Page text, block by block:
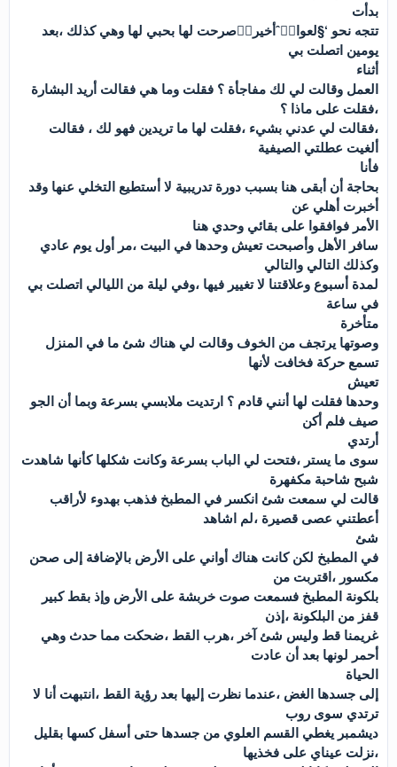
بدأت
تتجه نحو ‘§لعواطٙˆأخيرا٘صرحت لها بحبي لها وهي كذلك ،بعد
يومين اتصلت بي
أثناء
العمل وقالت لي لك مفاجأة ؟ فقلت وما هي فقالت أريد البشارة
،فقلت على ماذا ؟
،فقالت لي عدني بشيء ،فقلت لها ما تريدين فهو لك ، فقالت
ألغيت عطلتي الصيفية
فأنا
بحاجة أن أبقى هنا بسبب دورة تدريبية لا أستطيع التخلي عنها وقد
أخبرت أهلي عن
الأمر فوافقوا على بقائي وحدي هنا
سافر الأهل وأصبحت تعيش وحدها في البيت ،مر أول يوم عادي
وكذلك التالي والتالي
لمدة أسبوع وعلاقتنا لا تغيير فيها ،وفي ليلة من الليالي اتصلت بي
في ساعة
متأخرة
وصوتها يرتجف من الخوف وقالت لي هناك شئ ما في المنزل
تسمع حركة فخافت لأنها
تعيش
وحدها فقلت لها أنني قادم ؟ ارتديت ملابسي بسرعة وبما أن الجو
صيف فلم أكن
أرتدي
سوى ما يستر ،فتحت لي الباب بسرعة وكانت شكلها كأنها شاهدت
شبح شاحبة مكفهرة
قالت لي سمعت شئ انكسر في المطبخ فذهب بهدوء لأراقب
أعطتني عصى قصيرة ،لم اشاهد
شئ
في المطبخ لكن كانت هناك أواني على الأرض بالإضافة إلى صحن
مكسور ،اقتربت من
بلكونة المطبخ فسمعت صوت خربشة على الأرض وإذ بقط كبير
قفز من البلكونة ،إذن
غريمنا قط وليس شئ آخر ،هرب القط ،ضحكت مما حدث وهي
أحمر لونها بعد أن عادت
الحياة
إلى جسدها الغض ،عندما نظرت إليها بعد رؤية القط ،انتبهت أنا لا
ترتدي سوى روب
ديشمبر يغطي القسم العلوي من جسدها حتى أسفل كسها بقليل
،نزلت عيناي على فخذيها